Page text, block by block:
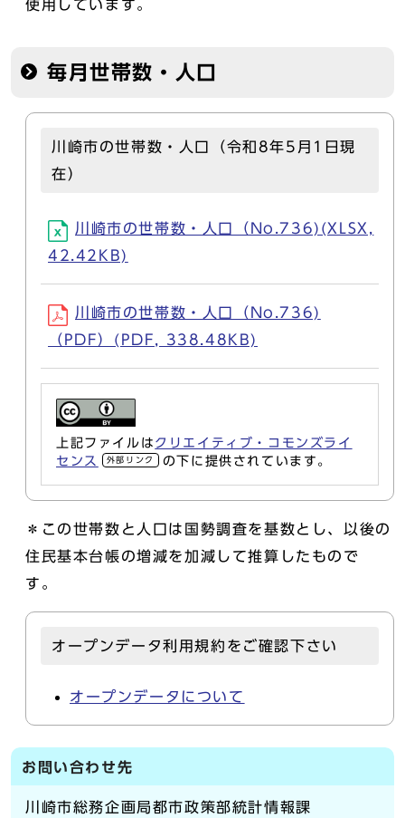
使用しています。
毎月世帯数・人口
川崎市の世帯数・人口（令和8年5月1日現
在）
川崎市の世帯数・人口（No.736)(XLSX,
42.42KB)
川崎市の世帯数・人口（No.736)
（PDF）(PDF, 338.48KB)
上記ファイルは クリエイティブ・コモンズライ
センス
外部リンク の下に提供されています。
＊この世帯数と人口は国勢調査を基数とし、以後の
住民基本台帳の増減を加減して推算したもので
す。
オープンデータ利用規約をご確認下さい
オープンデータについて
お問い合わせ先
川崎市総務企画局都市政策部統計情報課